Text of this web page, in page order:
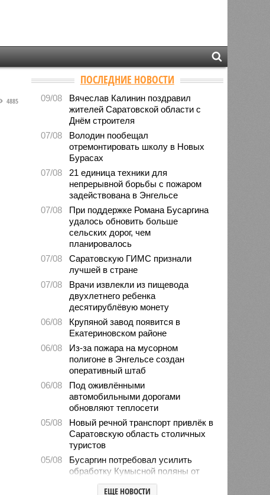
4885
ПОСЛЕДНИЕ НОВОСТИ
09/08
Вячеслав Калинин поздравил
жителей Саратовской области с
Днём строителя
07/08
Володин пообещал
отремонтировать школу в Новых
Бурасах
07/08
21 единица техники для
непрерывной борьбы с пожаром
задействована в Энгельсе
07/08
При поддержке Романа Бусаргина
удалось обновить больше
сельских дорог, чем
планировалось
07/08
Саратовскую ГИМС признали
лучшей в стране
07/08
Врачи извлекли из пищевода
двухлетнего ребенка
десятирублёвую монету
06/08
Крупяной завод появится в
Екатериновском районе
06/08
Из-за пожара на мусорном
полигоне в Энгельсе создан
оперативный штаб
06/08
Под оживлёнными
автомобильными дорогами
обновляют теплосети
05/08
Новый речной транспорт привлёк в
Саратовскую область столичных
туристов
05/08
Бусаргин потребовал усилить
обработку Кумысной поляны от
грызунов
ЕЩЕ НОВОСТИ